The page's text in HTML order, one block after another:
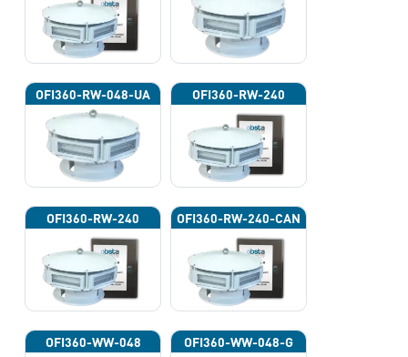
OFI360-RW-048-UA OFI360-RW-240
OFI360-RW-240 OFI360-RW-240-CAN
OFI360-WW-048 OFI360-WW-048-G